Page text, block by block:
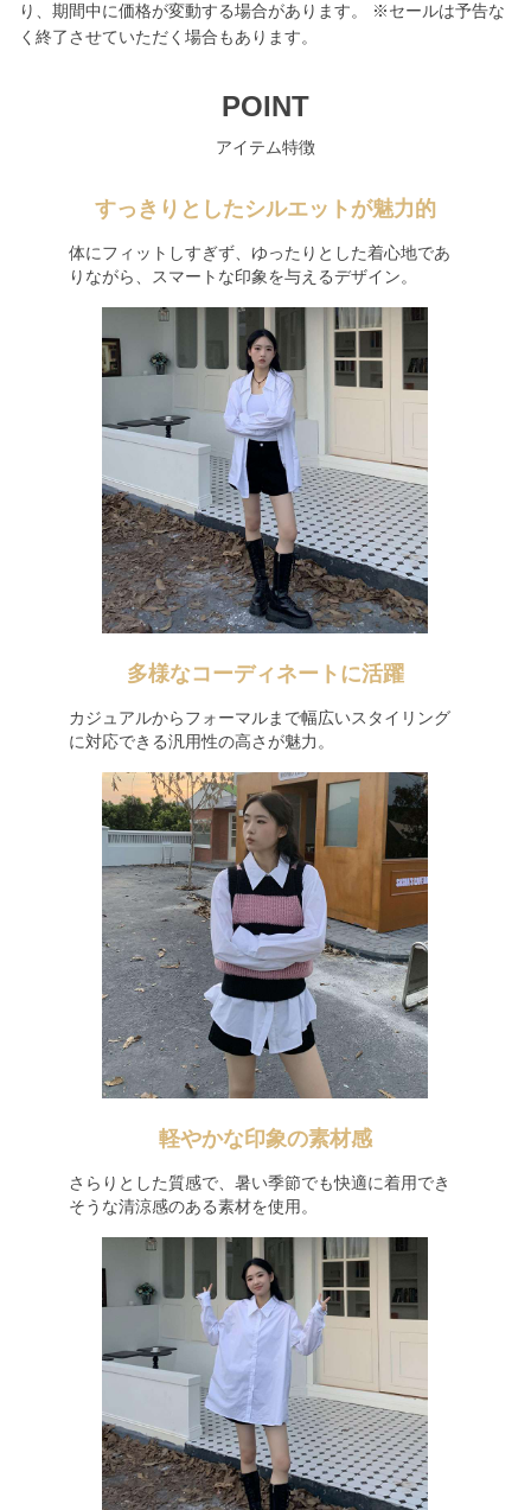
り、期間中に価格が変動する場合があります。 ※セールは予告な
く終了させていただく場合もあります。
POINT
アイテム特徴
すっきりとしたシルエットが魅力的
体にフィットしすぎず、ゆったりとした着心地であ
りながら、スマートな印象を与えるデザイン。
多様なコーディネートに活躍
カジュアルからフォーマルまで幅広いスタイリング
に対応できる汎用性の高さが魅力。
軽やかな印象の素材感
さらりとした質感で、暑い季節でも快適に着用でき
そうな清涼感のある素材を使用。